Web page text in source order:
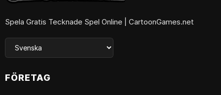
Spela Gratis Tecknade Spel Online | CartoonGames.net
FÖRETAG